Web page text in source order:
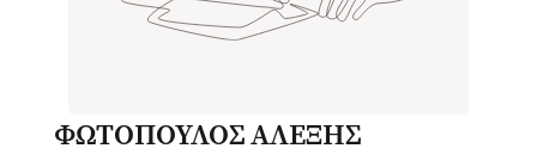
ΦΩΤΟΠΟΥΛΟΣ ΑΛΕΞΗΣ